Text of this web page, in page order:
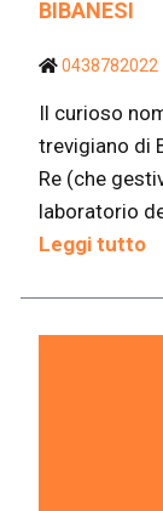
BIBANESI
0438782022
Il curioso
trevigiano di
Re (che
laboratorio
Leggi tutto